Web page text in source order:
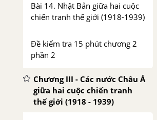
Bài 14. Nhật Bản giữa hai cuộc
chiến tranh thế giới (1918-1939)
Đề kiểm tra 15 phút chương 2
phần 2
Chương III - Các nước Châu Á
giữa hai cuộc chiến tranh
thế giới (1918 - 1939)